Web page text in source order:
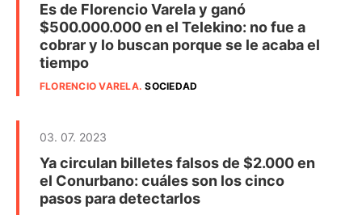
Es de Florencio Varela y ganó
$500.000.000 en el Telekino: no fue a
cobrar y lo buscan porque se le acaba el
tiempo
FLORENCIO VARELA.SOCIEDAD
03. 07. 2023
Ya circulan billetes falsos de $2.000 en
el Conurbano: cuáles son los cinco
pasos para detectarlos